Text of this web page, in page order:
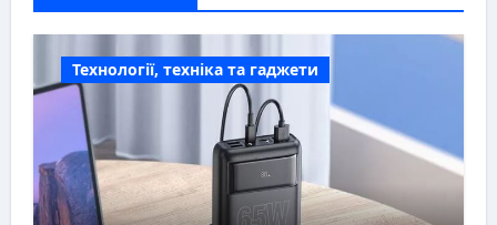
Технології, техніка та гаджети